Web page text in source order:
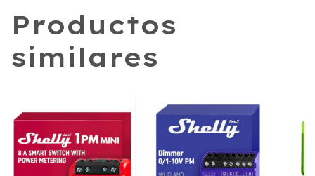
Productos
similares